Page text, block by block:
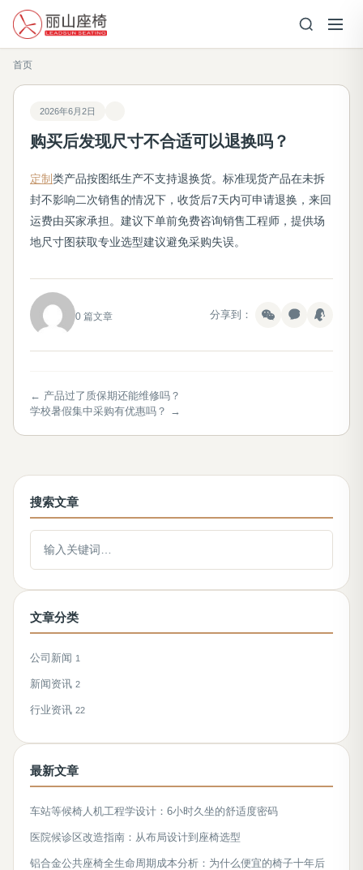
首页
2026年6月2日
购买后发现尺寸不合适可以退换吗？
定制类产品按图纸生产不支持退换货。标准现货产品在未拆
封不影响二次销售的情况下，收货后7天内可申请退换，来回
运费由买家承担。建议下单前免费咨询销售工程师，提供场
地尺寸图获取专业选型建议避免采购失误。
0 篇文章 分享到：
← 产品过了质保期还能维修吗？
学校暑假集中采购有优惠吗？ →
搜索文章
文章分类
公司新闻 1
新闻资讯 2
行业资讯 22
最新文章
车站等候椅人机工程学设计：6小时久坐的舒适度密码
医院候诊区改造指南：从布局设计到座椅选型
铝合金公共座椅全生命周期成本分析：为什么便宜的椅子十年后